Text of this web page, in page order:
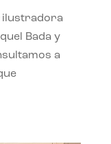
ilustradora
Bada y
a